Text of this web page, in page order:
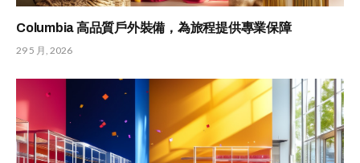
Columbia 高品質戶外裝備，為旅程提供專業保障
29 5 月, 2026